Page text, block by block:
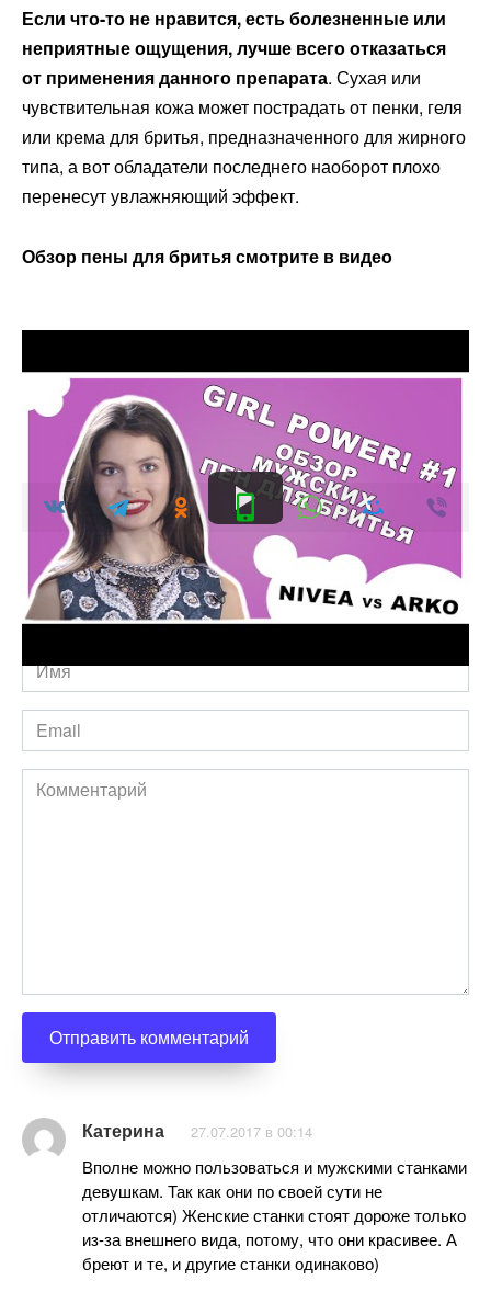
Если что-то не нравится, есть болезненные или
неприятные ощущения, лучше всего отказаться
от применения данного препарата. Сухая или
чувствительная кожа может пострадать от пенки, геля
или крема для бритья, предназначенного для жирного
типа, а вот обладатели последнего наоборот плохо
перенесут увлажняющий эффект.
Обзор пены для бритья смотрите в видео
Оцените статью
Добавить комментарий
Имя
*
Email
*
Комментарий
Катерина 27.07.2017 в 00:14
Вполне можно пользоваться и мужскими станками
девушкам. Так как они по своей сути не
отличаются) Женские станки стоят дороже только
из-за внешнего вида, потому, что они красивее. А
бреют и те, и другие станки одинаково)